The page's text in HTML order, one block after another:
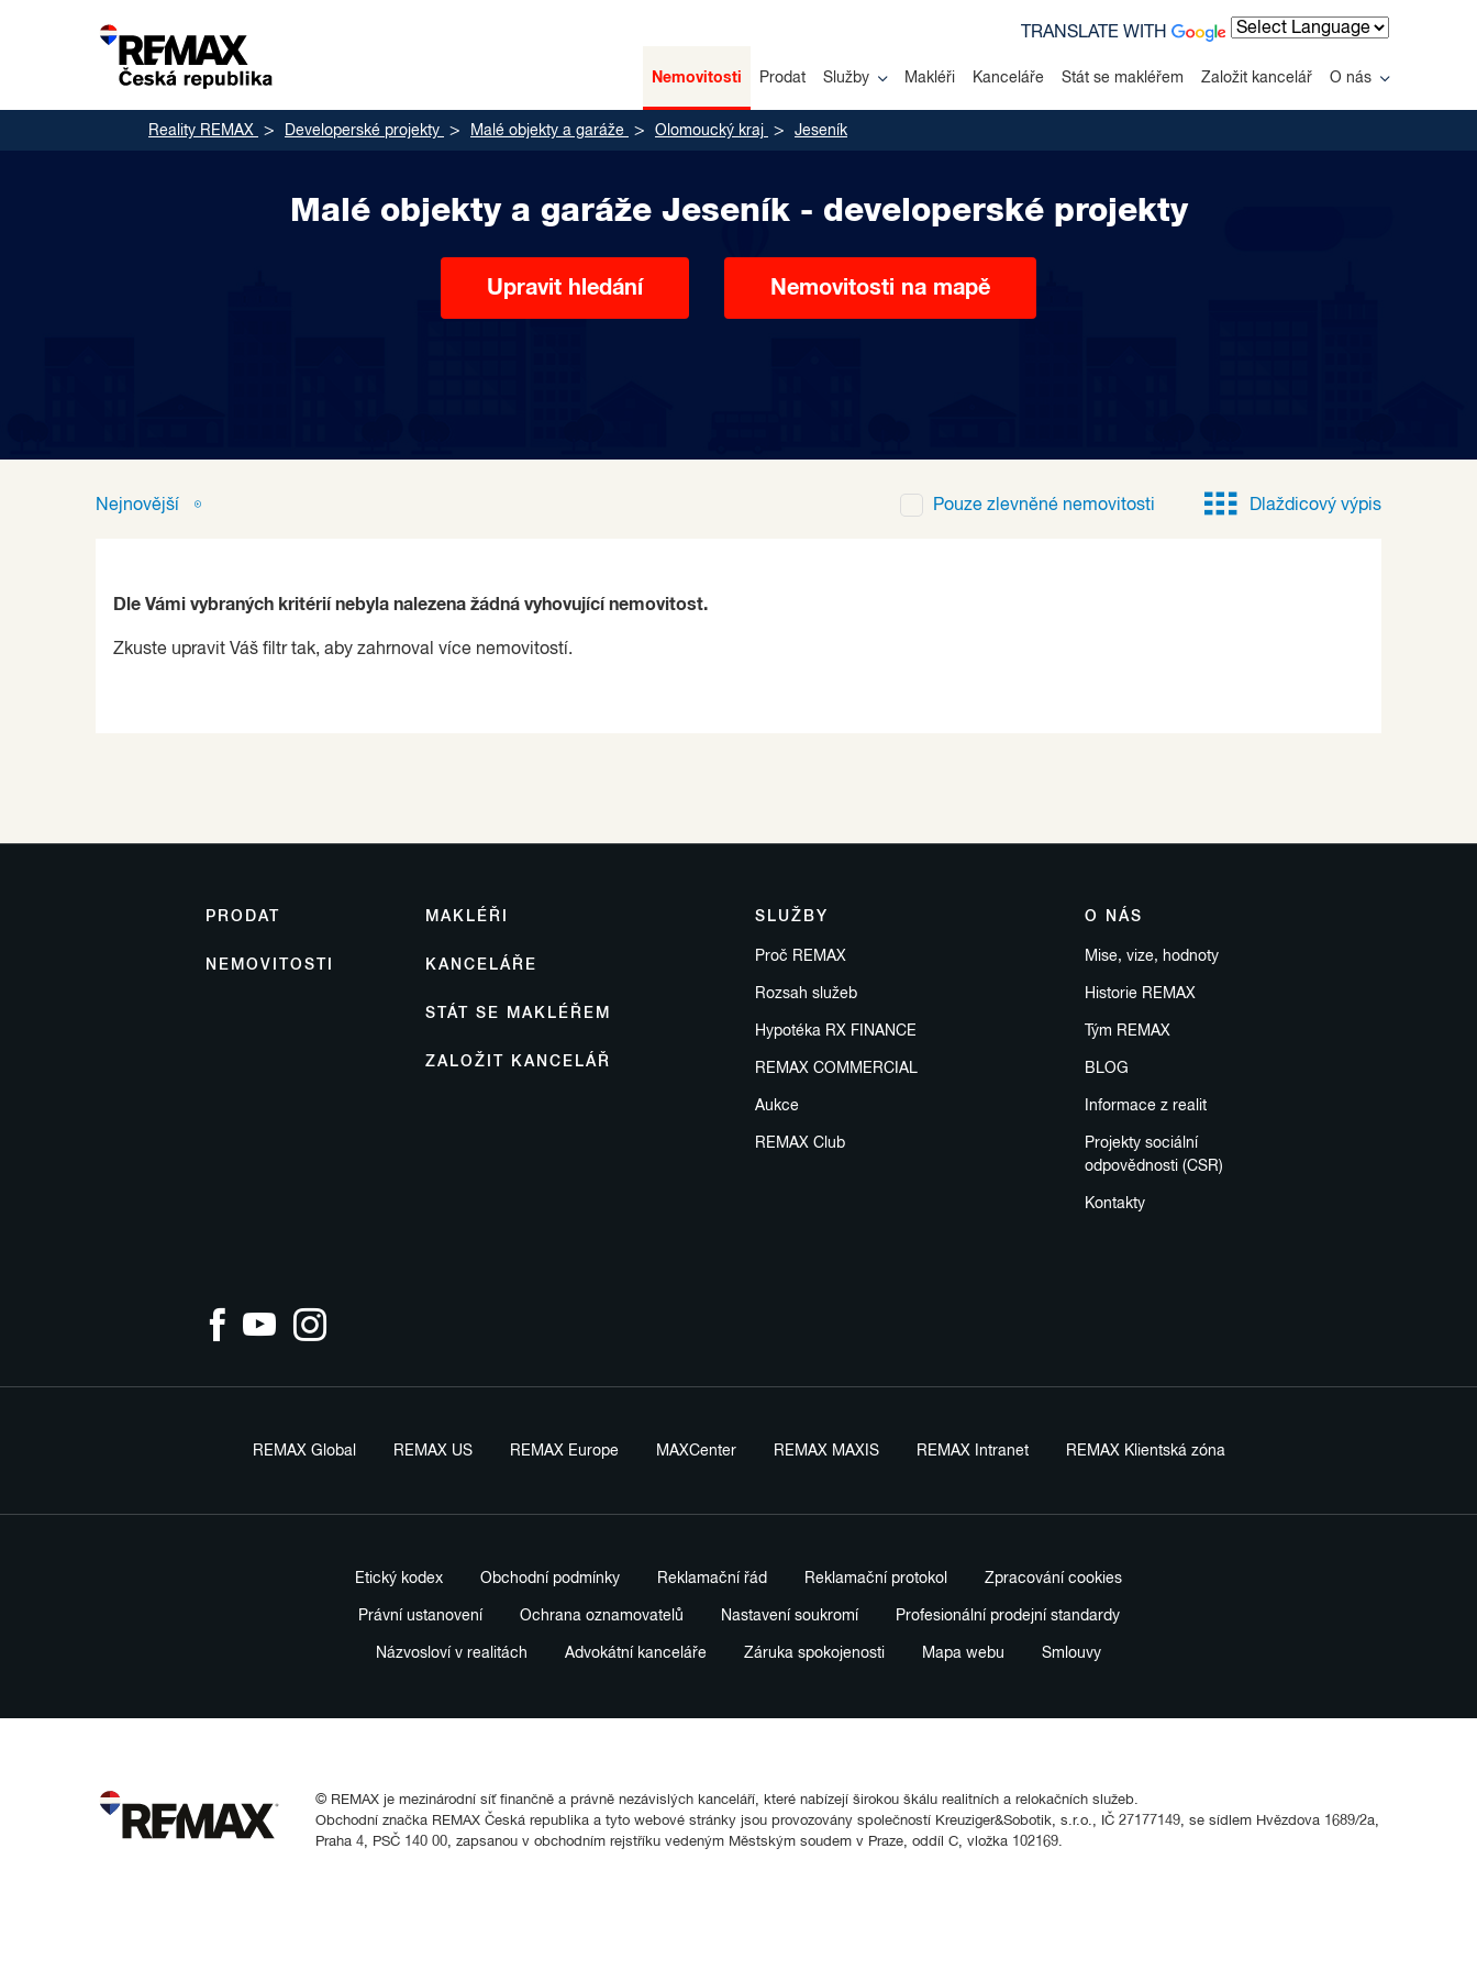
Nemovitosti Prodat Služby Makléři Kanceláře Stát se makléřem Založit kancelář O nás
TRANSLATE WITH
Reality REMAX Developerské projekty Malé objekty a garáže Olomoucký kraj Jeseník
Malé objekty a garáže Jeseník - developerské projekty
Upravit hledání Nemovitosti na mapě
Nejnovější Pouze zlevněné nemovitosti Dlaždicový výpis
Dle Vámi vybraných kritérií nebyla nalezena žádná vyhovující nemovitost.
Zkuste upravit Váš filtr tak, aby zahrnoval více nemovitostí.
PRODAT
NEMOVITOSTI
SLUŽBY
Proč REMAX
Rozsah služeb
Hypotéka RX FINANCE
REMAX COMMERCIAL
Aukce
REMAX Club
MAKLÉŘI
KANCELÁŘE
STÁT SE MAKLÉŘEM
ZALOŽIT KANCELÁŘ
O NÁS
Mise, vize, hodnoty
Historie REMAX
Tým REMAX
BLOG
Informace z realit
Projekty sociální
odpovědnosti (CSR)
Kontakty
REMAX Global REMAX US REMAX Europe MAXCenter REMAX MAXIS REMAX Intranet REMAX Klientská zóna
Etický kodex Obchodní podmínky Reklamační řád Reklamační protokol Zpracování cookies
Právní ustanovení Ochrana oznamovatelů Nastavení soukromí Profesionální prodejní standardy
Názvosloví v realitách Advokátní kanceláře Záruka spokojenosti Mapa webu Smlouvy
© REMAX je mezinárodní síť finančně a právně nezávislých kanceláří, které nabízejí širokou škálu realitních a relokačních služeb.
Obchodní značka REMAX Česká republika a tyto webové stránky jsou provozovány společností Kreuziger&Sobotik, s.r.o., IČ 27177149, se sídlem Hvězdova 1689/2a,
Praha 4, PSČ 140 00, zapsanou v obchodním rejstříku vedeným Městským soudem v Praze, oddíl C, vložka 102169.